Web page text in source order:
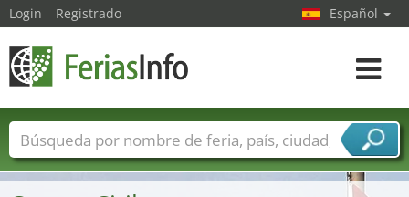
Login Registrado Español
toggle
Nombres de ferias Países
Ciudades
Sectores de ferias